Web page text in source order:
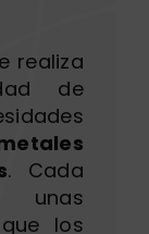
realiza
de
. Cada
unas
los